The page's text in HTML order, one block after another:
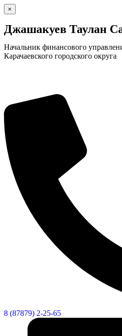
×
Джашакуев Таулан
Начальник финансового
Карачаевского городского округа
8 (87879) 2-25-65